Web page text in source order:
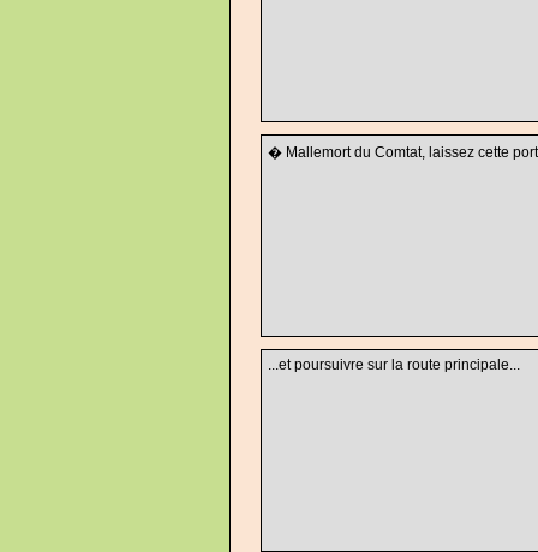
� Mallemort du Comtat, laissez cette
...et poursuivre sur la route principale...